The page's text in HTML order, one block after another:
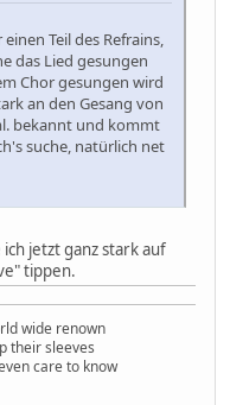
Teil des Refrains,
das Lied gesungen
Chor gesungen wird
an den Gesang von
bekannt und kommt
suche, natürlich net
jetzt ganz stark auf
tippen.
wide renown
their sleeves
care to know